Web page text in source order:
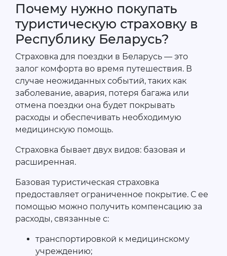
Почему нужно покупать
туристическую страховку в
Республику Беларусь?
Страховка для поездки в Беларусь — это
залог комфорта во время путешествия. В
случае неожиданных событий, таких как
заболевание, авария, потеря багажа или
отмена поездки она будет покрывать
расходы и обеспечивать необходимую
медицинскую помощь.
Страховка бывает двух видов: базовая и
расширенная.
Базовая туристическая страховка
предоставляет ограниченное покрытие. С ее
помощью можно получить компенсацию за
расходы, связанные с:
транспортировкой к медицинскому
учреждению;